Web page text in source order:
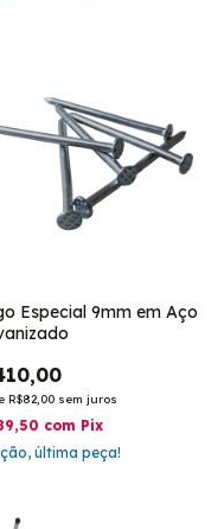
Especial 9mm em Aço
R$82,00 sem juros
com Pix
última peça!